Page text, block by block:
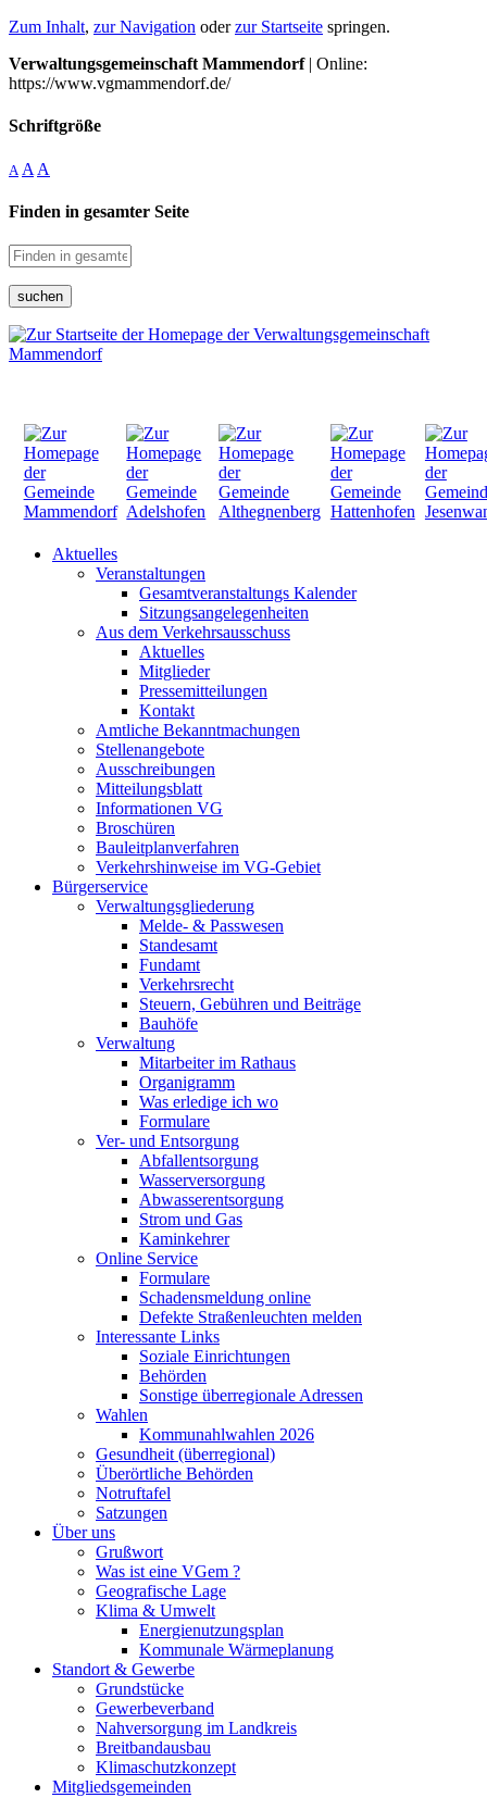
Zum Inhalt, zur Navigation oderzur Startseite springen.
Verwaltungsgemeinschaft Mammendorf| Online:
https://www.vgmammendorf.de/
Schriftgröße
A A A
Finden in gesamter Seite
suchen
Aktuelles
Veranstaltungen
Gesamtveranstaltungs Kalender
Sitzungsangelegenheiten
Aus dem Verkehrsausschuss
Aktuelles
Mitglieder
Pressemitteilungen
Kontakt
Amtliche Bekanntmachungen
Stellenangebote
Ausschreibungen
Mitteilungsblatt
Informationen VG
Broschüren
Bauleitplanverfahren
Verkehrshinweise im VG-Gebiet
Bürgerservice
Verwaltungsgliederung
Melde- & Passwesen
Standesamt
Fundamt
Verkehrsrecht
Steuern, Gebühren und Beiträge
Bauhöfe
Verwaltung
Mitarbeiter im Rathaus
Organigramm
Was erledige ich wo
Formulare
Ver- und Entsorgung
Abfallentsorgung
Wasserversorgung
Abwasserentsorgung
Strom und Gas
Kaminkehrer
Online Service
Formulare
Schadensmeldung online
Defekte Straßenleuchten melden
Interessante Links
Soziale Einrichtungen
Behörden
Sonstige überregionale Adressen
Wahlen
Kommunahlwahlen 2026
Gesundheit (überregional)
Überörtliche Behörden
Notruftafel
Satzungen
Über uns
Grußwort
Was ist eine VGem ?
Geografische Lage
Klima & Umwelt
Energienutzungsplan
Kommunale Wärmeplanung
Standort & Gewerbe
Grundstücke
Gewerbeverband
Nahversorgung im Landkreis
Breitbandausbau
Klimaschutzkonzept
Mitgliedsgemeinden